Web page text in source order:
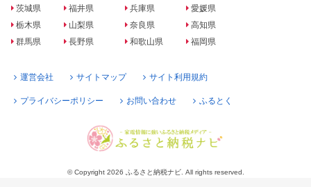
茨城県
栃木県
群馬県
福井県
山梨県
長野県
兵庫県
奈良県
和歌山県
愛媛県
高知県
福岡県
運営会社 サイトマップ サイト利用規約
プライバシーポリシー お問い合わせ ふるとく
© Copyright 2026 ふるさと納税ナビ. All rights reserved.